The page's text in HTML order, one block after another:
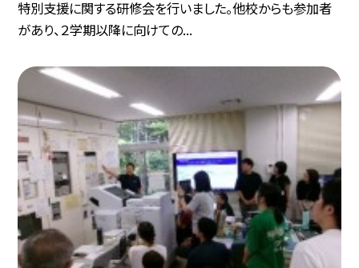
特別支援に関する研修会を行いました。他校からも参加者
があり、２学期以降に向けての...